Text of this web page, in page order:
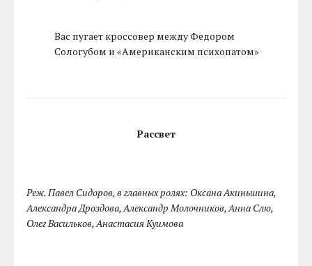
Вас пугает кроссовер между Федором
Сологубом и «Американским психопатом»
Рассвет
Реж. Павел Сидоров, в главных ролях: Оксана Акиньшина,
Александра Дроздова, Александр Молочников, Анна Слю,
Олег Васильков, Анастасия Куимова